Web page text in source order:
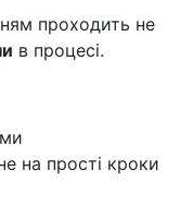
проходить не
в процесі.
на прості кроки